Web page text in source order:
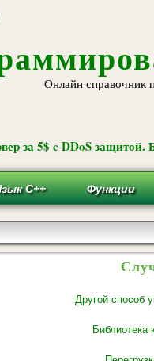
Онлайн справочник
за 5$ c DDoS защитой.
С++ Функции
Другой способ
Библиотека